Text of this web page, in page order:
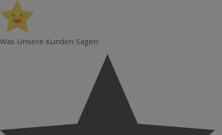
Was Unsere Kunden Sagen